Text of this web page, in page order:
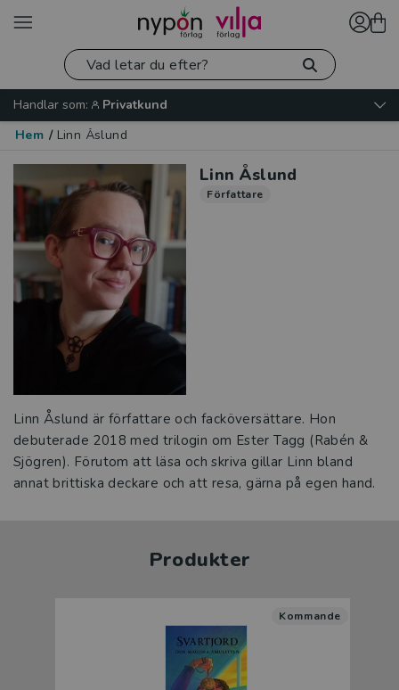
Handlar som:
Privatkund
Hem / Linn Åslund
Linn Åslund
Författare
Linn Åslund är författare och facköversättare. Hon
debuterade 2018 med trilogin om Ester Tagg (Rabén &
Sjögren). Förutom att läsa och skriva gillar Linn bland
annat brittiska deckare och att resa, gärna på egen hand.
Produkter
Kommande